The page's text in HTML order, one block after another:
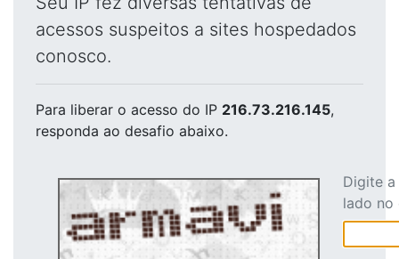
acessos suspeitos a sites hospedados
conosco.
Para liberar o acesso do IP 216.73.216.145,
responda ao desafio abaixo.
Digite
lado no